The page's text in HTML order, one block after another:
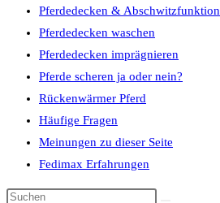
Pferdedecken & Abschwitzfunktion
Pferdedecken waschen
Pferdedecken imprägnieren
Pferde scheren ja oder nein?
Rückenwärmer Pferd
Häufige Fragen
Meinungen zu dieser Seite
Fedimax Erfahrungen
Diese